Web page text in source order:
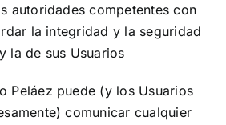
autoridades competentes con
la integridad y la seguridad
la de sus Usuarios
Peláez puede (y los Usuarios
comunicar cualquier